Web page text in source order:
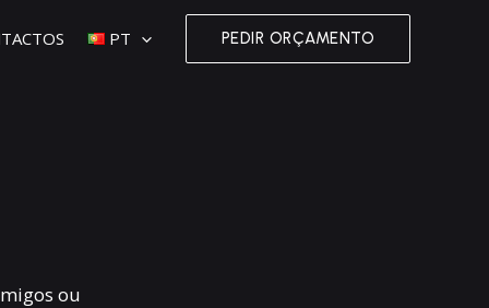
PT PEDIR ORÇAMENTO
ou